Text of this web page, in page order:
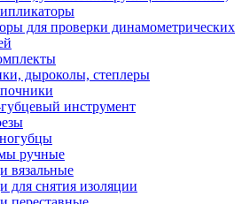
для проверки динамометрических
дыроколы, степлеры
инструмент
ручные
вязальные
для снятия изоляции